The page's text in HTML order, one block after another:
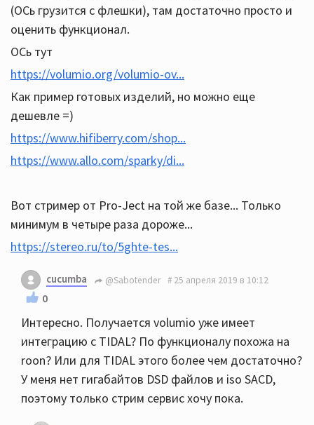
(ОСь грузится с флешки), там достаточно просто и
оценить функционал.
ОСь тут
https://volumio.org/volumio-ov...
Как пример готовых изделий, но можно еще
дешевле =)
https://www.hifiberry.com/shop...
https://www.allo.com/sparky/di...
Вот стример от Pro-Ject на той же базе... Только
минимум в четыре раза дороже...
https://stereo.ru/to/5ghte-tes...
cucumba @Sabotender 25 апреля 2019 в 10:12
0
Интересно. Получается volumio уже имеет
интеграцию с TIDAL? По функционалу похожа на
roon? Или для TIDAL этого более чем достаточно?
У меня нет гигабайтов DSD файлов и iso SACD,
поэтому только стрим сервис хочу пока.